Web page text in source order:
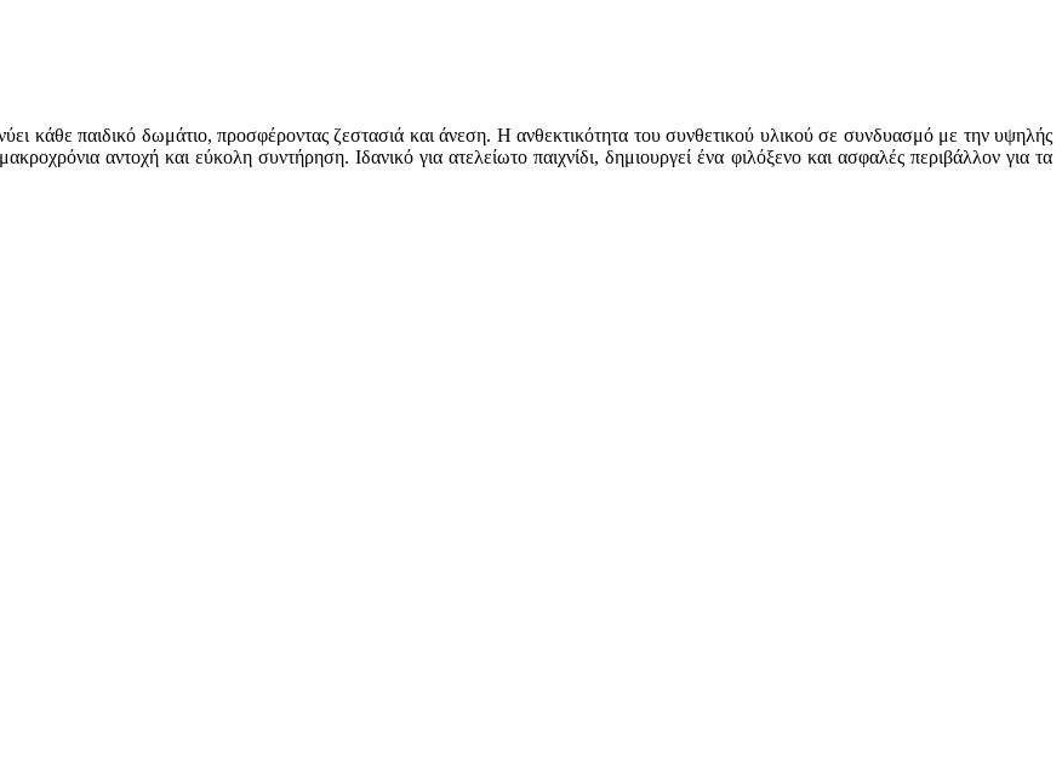
κάθε παιδικό δωμάτιο, προσφέροντας ζεστασιά και άνεση. Η ανθεκτικότητα του συνθετικού υλικού σε συνδυασμό με την υψηλής
αντοχή και εύκολη συντήρηση. Ιδανικό για ατελείωτο παιχνίδι, δημιουργεί ένα φιλόξενο και ασφαλές περιβάλλον για τα